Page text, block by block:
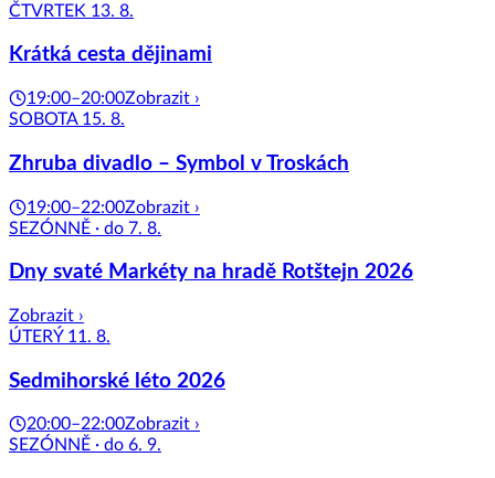
ČTVRTEK 13. 8.
Krátká cesta dějinami
19:00–20:00Zobrazit ›
SOBOTA 15. 8.
Zhruba divadlo – Symbol v Troskách
19:00–22:00Zobrazit ›
SEZÓNNĚ · do 7. 8.
Dny svaté Markéty na hradě Rotštejn 2026
Zobrazit ›
ÚTERÝ 11. 8.
Sedmihorské léto 2026
20:00–22:00Zobrazit ›
SEZÓNNĚ · do 6. 9.